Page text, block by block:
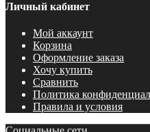
Личный кабинет
Мой аккаунт
Корзина
Оформление заказа
Хочу купить
Сравнить
Политика
Правила и условия